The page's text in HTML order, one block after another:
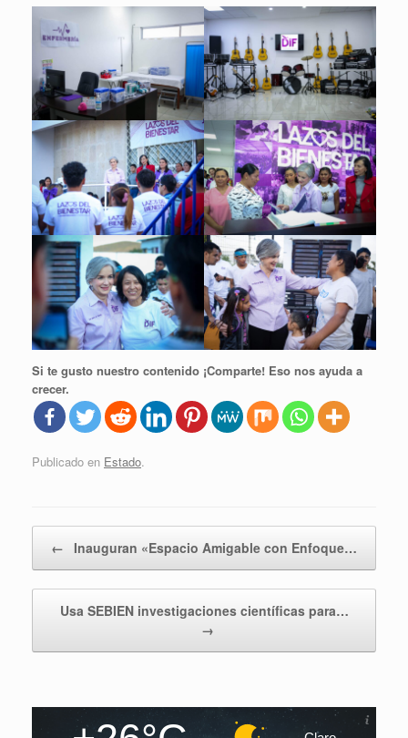
Si te gusto nuestro contenido ¡Comparte! Eso nos ayuda a
crecer.
Publicado en Estado.
← Inauguran «Espacio Amigable con Enfoque…
Usa SEBIEN investigaciones científicas para…
→